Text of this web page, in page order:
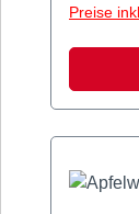
Preise